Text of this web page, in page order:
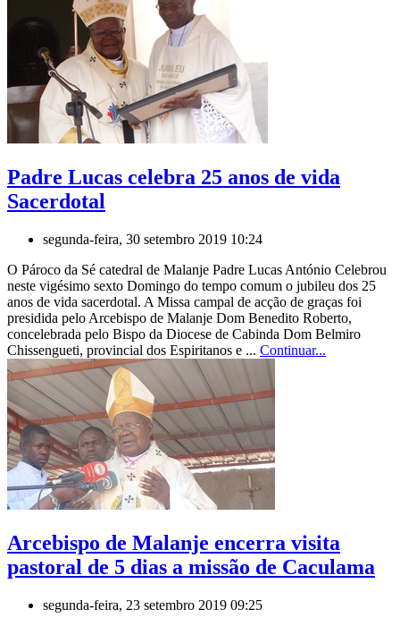
Padre Lucas celebra 25 anos de vida
Sacerdotal
segunda-feira, 30 setembro 2019 10:24
O Pároco da Sé catedral de Malanje Padre Lucas António Celebrou
neste vigésimo sexto Domingo do tempo comum o jubileu dos 25
anos de vida sacerdotal. A Missa campal de acção de graças foi
presidida pelo Arcebispo de Malanje Dom Benedito Roberto,
concelebrada pelo Bispo da Diocese de Cabinda Dom Belmiro
Chissengueti, provincial dos Espiritanos e ... Continuar...
Arcebispo de Malanje encerra visita
pastoral de 5 dias a missão de Caculama
segunda-feira, 23 setembro 2019 09:25